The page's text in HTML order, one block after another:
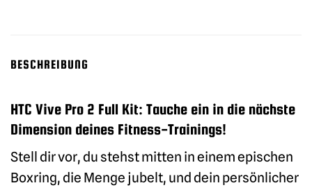
BESCHREIBUNG
HTC Vive Pro 2 Full Kit: Tauche ein in die nächste
Dimension deines Fitness-Trainings!
Stell dir vor, du stehst mitten in einem epischen
Boxring, die Menge jubelt, und dein persönlicher